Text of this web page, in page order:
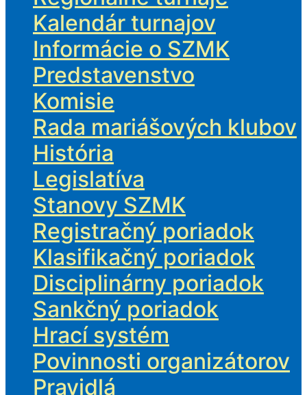
Kalendár turnajov
Informácie o SZMK
Predstavenstvo
Komisie
Rada mariášových klubov
História
Legislatíva
Stanovy SZMK
Registračný poriadok
Klasifikačný poriadok
Disciplinárny poriadok
Sankčný poriadok
Hrací systém
Povinnosti organizátorov
Pravidlá